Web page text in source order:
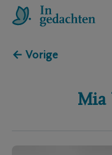
← Vorige
Mia